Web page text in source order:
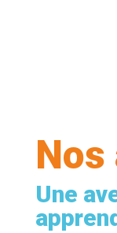
Une